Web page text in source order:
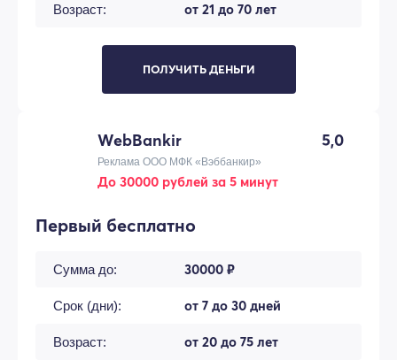
Возраст: от 21 до 70 лет
ПОЛУЧИТЬ ДЕНЬГИ
WebBankir 5,0
Реклама ООО МФК «Вэббанкир»
До 30000 рублей за 5 минут
Первый бесплатно
Сумма до: 30000 ₽
Срок (дни): от 7 до 30 дней
Возраст: от 20 до 75 лет